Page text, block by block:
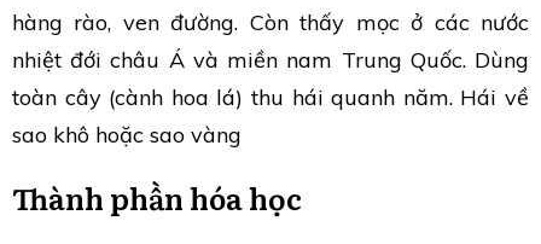
hàng rào, ven đường. Còn thấy mọc ở các nước
nhiệt đới châu Á và miền nam Trung Quốc. Dùng
toàn cây (cành hoa lá) thu hái quanh năm. Hái về
sao khô hoặc sao vàng
Thành phần hóa học